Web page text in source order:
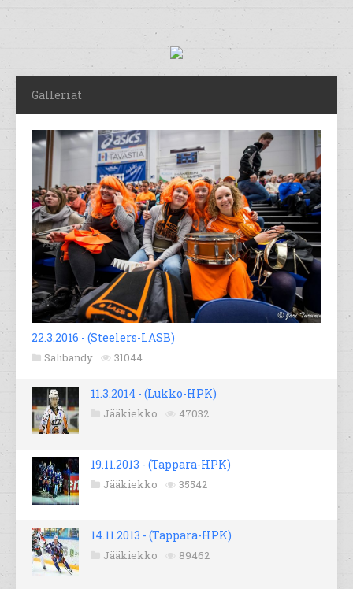
Galleriat
22.3.2016 - (Steelers-LASB)
Salibandy 31044
11.3.2014 - (Lukko-HPK)
Jääkiekko 47032
19.11.2013 - (Tappara-HPK)
Jääkiekko 35542
14.11.2013 - (Tappara-HPK)
Jääkiekko 89462